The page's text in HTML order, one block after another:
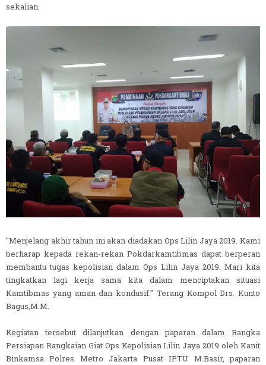
sekalian.
"Menjelang akhir tahun ini akan diadakan Ops Lilin Jaya 2019. Kami
berharap kepada rekan-rekan Pokdarkamtibmas dapat berperan
membantu tugas kepolisian dalam Ops Lilin Jaya 2019. Mari kita
tingkatkan lagi kerja sama kita dalam menciptakan situasi
Kamtibmas yang aman dan kondusif." Terang Kompol Drs. Kunto
Bagus,M.M.
Kegiatan tersebut dilanjutkan dengan paparan dalam Rangka
Persiapan Rangkaian Giat Ops Kepolisian Lilin Jaya 2019 oleh Kanit
Binkamsa Polres Metro Jakarta Pusat IPTU M.Basir, paparan